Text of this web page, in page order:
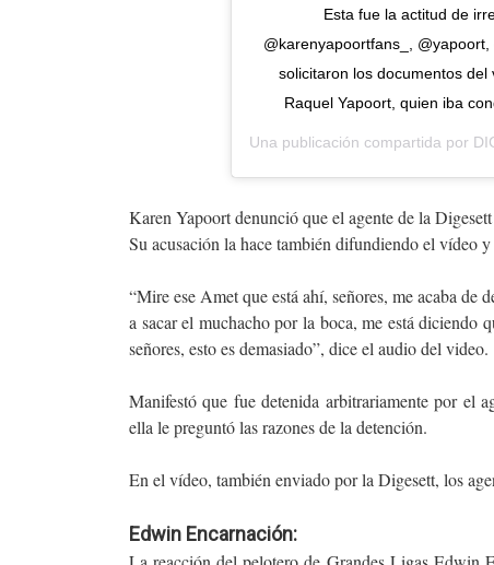
Esta fue la actitud de
@karenyapoortfans_,
solicitaron los documentos
Raquel Yapoort, quien iba
Una publicación compartida por
Karen Yapoort denunció que el agente de la
Su acusación la hace también difundiendo el vídeo
“Mire ese Amet que está ahí, señores, me acaba de
a sacar el muchacho por la boca, me está diciendo
señores, esto es demasiado”, dice el audio del video.
Manifestó que fue detenida arbitrariamente por el
ella le preguntó las razones de la detención.
En el vídeo, también enviado por la Digesett, los
Edwin Encarnación: